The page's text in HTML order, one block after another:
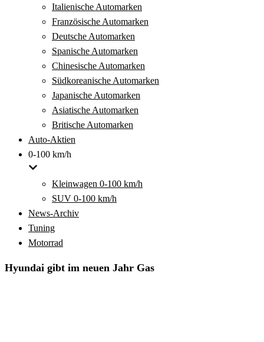
Italienische Automarken
Französische Automarken
Deutsche Automarken
Spanische Automarken
Chinesische Automarken
Südkoreanische Automarken
Japanische Automarken
Asiatische Automarken
Britische Automarken
Auto-Aktien
0-100 km/h
Kleinwagen 0-100 km/h
SUV 0-100 km/h
News-Archiv
Tuning
Motorrad
Hyundai gibt im neuen Jahr Gas